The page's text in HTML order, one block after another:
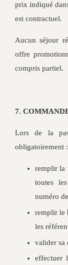
prix indiqué
est contractuel.
Aucun séjour
offre
compris partiel.
7.
Lors de la
obligatoirement :
remplir la
toutes
numéro
remplir le
les
valider sa
effectuer